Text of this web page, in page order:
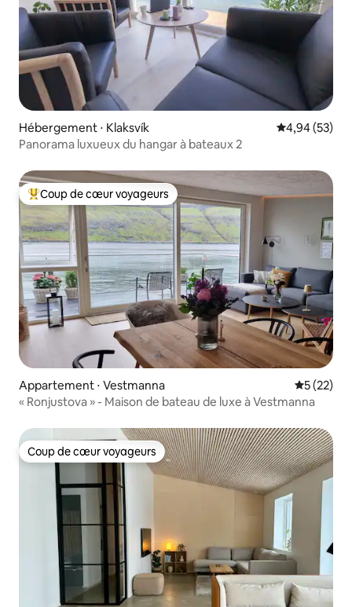
Hébergement ⋅ Klaksvík Évaluation
4,94 (53)
Panorama luxueux du hangar à bateaux 2
Coups de cœur voyageurs les plus appréciés
Coup de cœur voyageurs
Appartement ⋅ Vestmanna
5 (22)
« Ronjustova » - Maison de bateau de luxe à Vestmanna
Coup de cœur voyageurs
Coup de cœur voyageurs